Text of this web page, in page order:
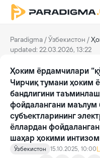
Paradigma /Ўзбекистон /
updated: 22.03.2026, 13:22
Ҳоким ёрдамчилари
Чирчиқ тумани ҳоким
бандлигини
фойдалангани маълум
субъектларининг
ёллардан
шаҳар ҳокими
Ўзбекистон 15.10.2025, 10:00